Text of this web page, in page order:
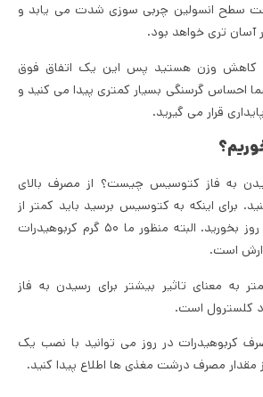
سطح انسولین چربی سوزی شدت می یابد و
آسان تری خواهد بود.
کاهش وزن هستید پس این یک اتفاق فوق
احساس گرسنگی بسیار کمتری پیدا می کنید و
قرار می گیرید.
به فاز کتوسیس چیست؟ از مصرف بالای
برای اینکه به کتوسیس برسید باید کمتر از
۵۰ گرم کربوهیدرات در روز بخورید. البته منظور ما ۵۰ گرم کربوهیدرات
است.
به معنای تاثیر بیشتر برای رسیدن به فاز
کلسترول است.
کربوهیدرات در روز می توانید با نصب یک
مقدار مصرف درشت مغذی ها اطلاع پیدا کنید.